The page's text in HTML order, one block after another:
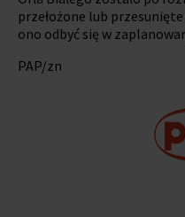
przełożone lub przesunięte
ono odbyć się w
PAP/zn